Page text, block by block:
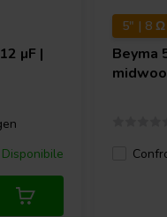
µF |
5" | 8 Ω
Beyma